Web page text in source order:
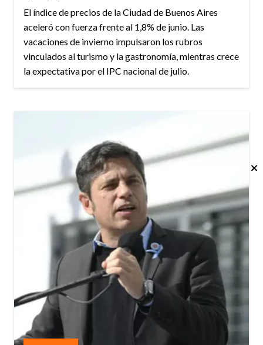
El índice de precios de la Ciudad de Buenos Aires
aceleró con fuerza frente al 1,8% de junio. Las
vacaciones de invierno impulsaron los rubros
vinculados al turismo y la gastronomía, mientras crece
la expectativa por el IPC nacional de julio.